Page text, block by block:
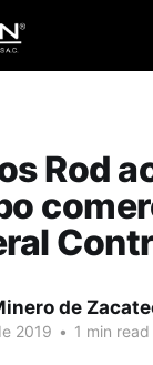
Rod
de
2019 • 1 min read